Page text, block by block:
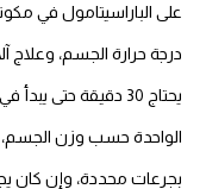
على الباراسيتامول في
درجة حرارة الجسم، وعلاج
يحتاج 30 دقيقة حتى
الواحدة حسب وزن
بجرعات محددة، وإن كان